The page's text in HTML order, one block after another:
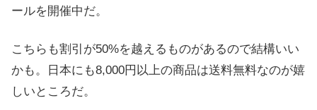
ールを開催中だ。
こちらも割引が50%を越えるものがあるので結構いい
かも。日本にも8,000円以上の商品は送料無料なのが嬉
しいところだ。